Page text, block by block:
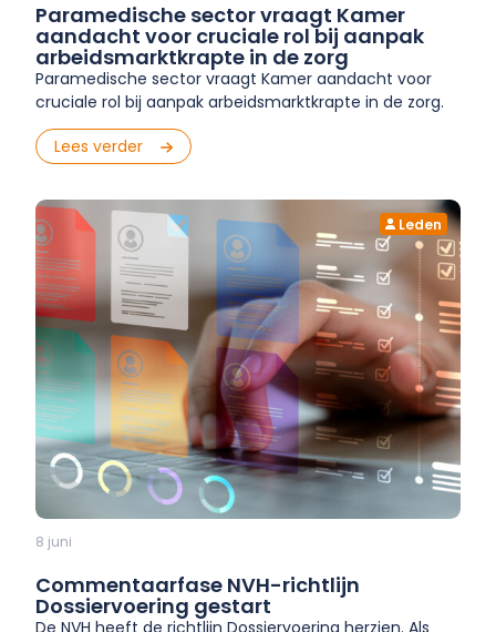
Paramedische sector vraagt Kamer
aandacht voor cruciale rol bij aanpak
arbeidsmarktkrapte in de zorg
Paramedische sector vraagt Kamer aandacht voor
cruciale rol bij aanpak arbeidsmarktkrapte in de zorg.
Lees verder
Leden
8 juni
Commentaarfase NVH-richtlijn
Dossiervoering gestart